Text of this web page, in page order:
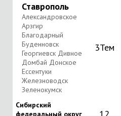
Ставрополь
Александровское
Арзгир
Благодарный
Буденновск
Георгиевск Дивное
Домбай Донское
Ессентуки
Железноводск
Зеленокумск
3Тем
Сибирский
федеральный округ